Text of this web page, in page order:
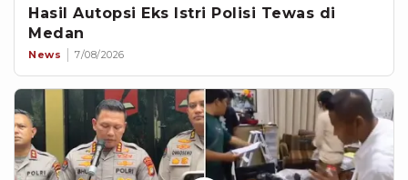
Hasil Autopsi Eks Istri Polisi Tewas di
Medan
News 7/08/2026